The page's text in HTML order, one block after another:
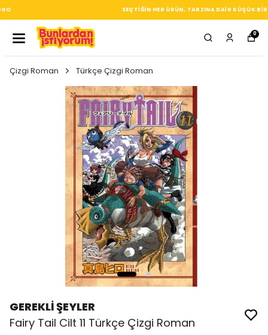
SEÇTIĞIN HER ÜRÜN, TARZINA DAIR KÜÇÜK BIR IMZA
0
Çizgi Roman Türkçe Çizgi Roman
GEREKLİ ŞEYLER
Fairy Tail Cilt 11 Türkçe Çizgi Roman